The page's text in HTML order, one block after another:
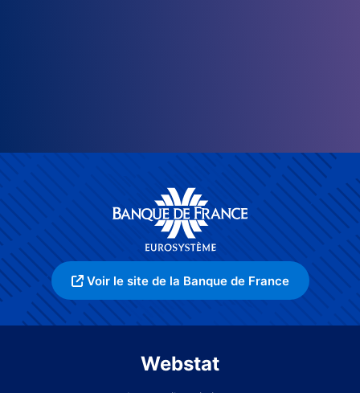
Voir le site de la Banque de France
Webstat